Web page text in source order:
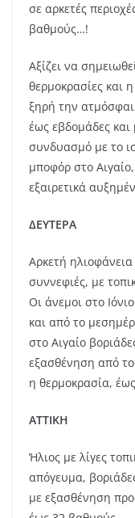
σε αρκετές
βαθμούς…!
Αξίζει να
θερμοκρασίες και
ξηρή την
έως εβδομάδες
συνδυασμό με το
μποφόρ στο
εξαιρετικά
ΔΕΥΤΕΡΑ
Αρκετή
συννεφιές, με
Οι άνεμοι στο
και από το
στο Αιγαίο
εξασθένηση από
η θερμοκρασία,
ΑΤΤΙΚΗ
Ήλιος με λίγες
απόγευμα,
με εξασθένηση